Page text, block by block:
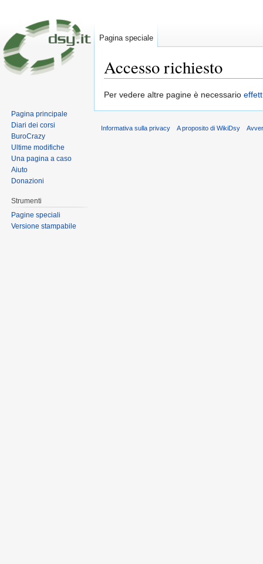
Accesso richiesto
Per vedere altre pagine è necessario
Pagina speciale
Pagina principale
Diari dei corsi
BuroCrazy
Ultime modifiche
Una pagina a caso
Aiuto
Donazioni
Strumenti
Pagine speciali
Versione stampabile
Informativa sulla privacy A proposito di WikiDsy